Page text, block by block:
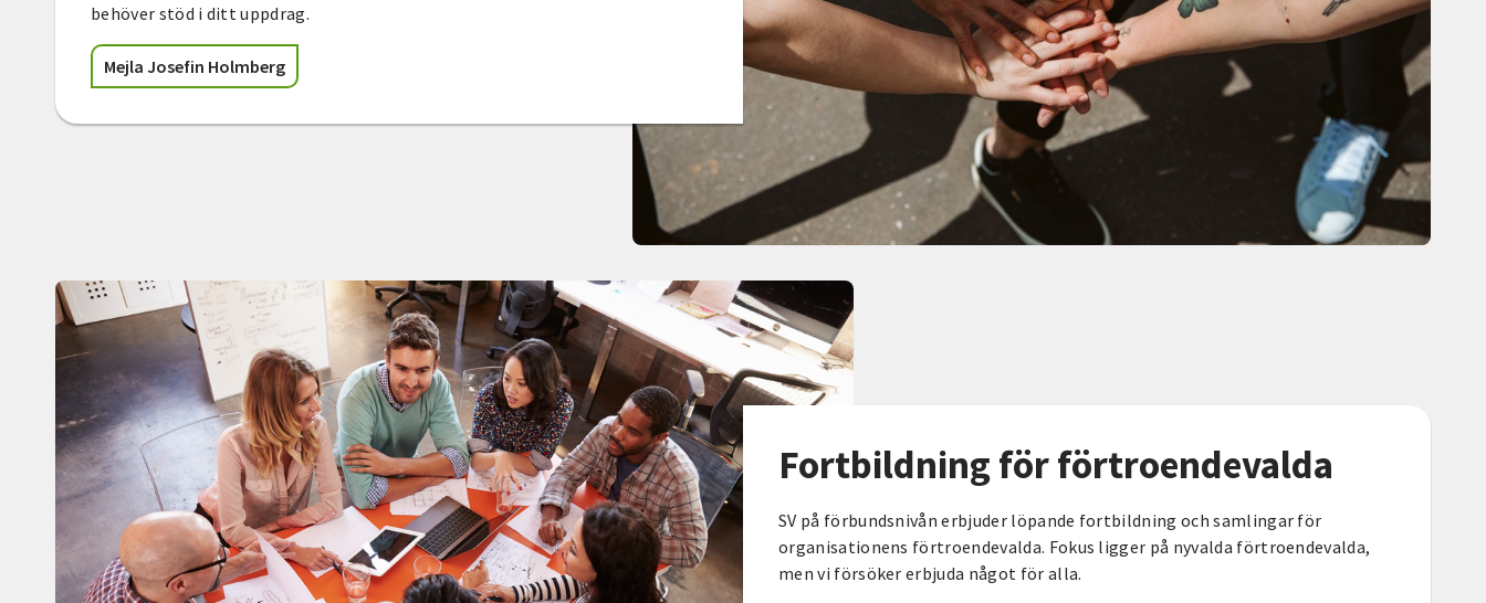
behöver stöd i ditt uppdrag.
Mejla Josefin Holmberg
Fortbildning för förtroendevalda
SV på förbundsnivån erbjuder löpande fortbildning och samlingar för
organisationens förtroendevalda. Fokus ligger på nyvalda förtroendevalda,
men vi försöker erbjuda något för alla.